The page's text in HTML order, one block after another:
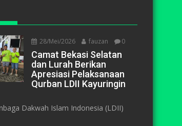
28/Mei/2026 fauzan 0
Camat Bekasi Selatan
dan Lurah Berikan
Apresiasi Pelaksanaan
Qurban LDII Kayuringin
Dakwah Islam Indonesia (LDII)